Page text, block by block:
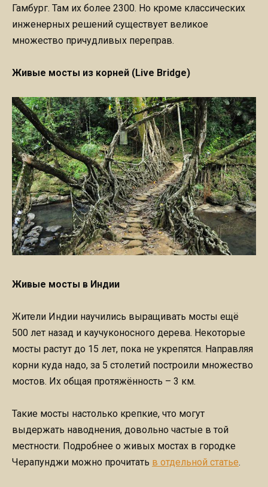
Гамбург. Там их более 2300. Но кроме классических
инженерных решений существует великое
множество причудливых переправ.
Живые мосты из корней (Live Bridge)
Живые мосты в Индии
Жители Индии научились выращивать мосты ещё
500 лет назад и каучуконосного дерева. Некоторые
мосты растут до 15 лет, пока не укрепятся. Направляя
корни куда надо, за 5 столетий построили множество
мостов. Их общая протяжённость – 3 км.
Такие мосты настолько крепкие, что могут
выдержать наводнения, довольно частые в той
местности. Подробнее о живых мостах в городке
Черапунджи можно прочитать в отдельной статье.